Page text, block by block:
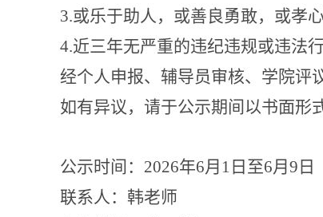
3.或乐于助人，或善良勇敢，或孝心
4.近三年无严重的违纪违规或违法行
经个人申报、辅导员审核、学院评
如有异议，请于公示期间以书面形
公示时间： 2026年6月 1 日至6月 9 日
联系人：韩老师